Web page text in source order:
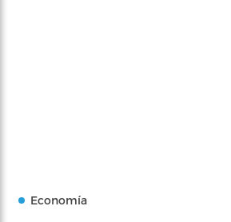
Economía